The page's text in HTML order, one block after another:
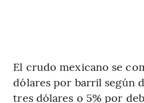
El crudo mexicano se
dólares por barril según
tres dólares o 5% por